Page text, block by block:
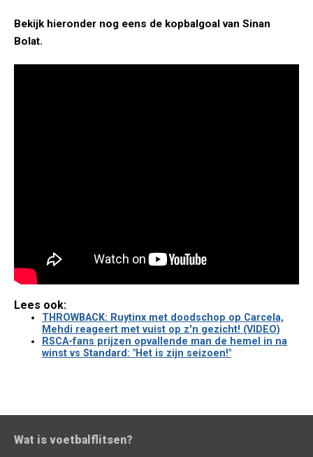
Bekijk hieronder nog eens de kopbalgoal van Sinan
Bolat.
Lees ook:
THROWBACK: Ruytinx met doodschop op Carcela,
Mehdi reageert met vuist op z'n gezicht! (VIDEO)
RSCA-fans prijzen opvallende man de hemel in na
winst vs Standard: "Het is zijn seizoen!"
Wat is voetbalflitsen?